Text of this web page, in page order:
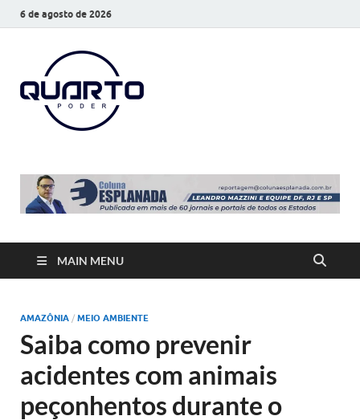
6 de agosto de 2026
MAIN MENU
AMAZÔNIA / MEIO AMBIENTE
Saiba como prevenir
acidentes com animais
peçonhentos durante o